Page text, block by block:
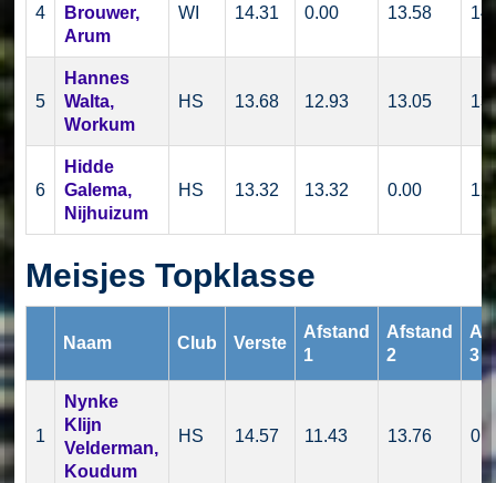
4
Brouwer,
Arum
WI 14.31 0.00 13.58
5
Hannes
Walta,
Workum
HS 13.68 12.93 13.05
6
Hidde
Galema,
Nijhuizum
HS 13.32 13.32 0.00
Meisjes Topklasse
Naam Club Verste
Afstand
1
Afstand
2
3
1
Nynke
Klijn
Velderman,
Koudum
HS 14.57 11.43 13.76